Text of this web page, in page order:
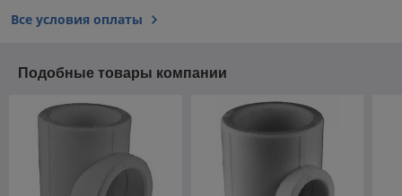
Все условия оплаты
Подобные товары компании